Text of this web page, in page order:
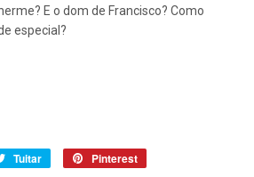
E o dom de Francisco? Como
especial?
Tuitar Tuitar Pinterest